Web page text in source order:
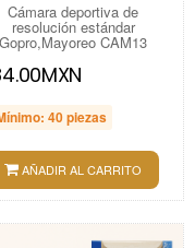
Cámara deportiva de
resolución estándar
Gopro,Mayoreo CAM13
40 piezas
AÑADIR AL CARRITO